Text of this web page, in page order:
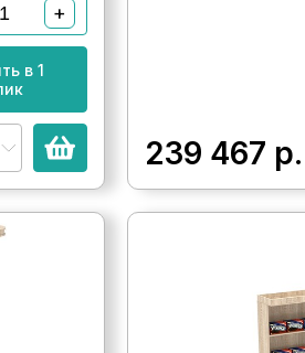
+
в 1
239 467 р.